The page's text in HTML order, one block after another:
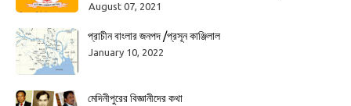
August 07, 2021
প্রাচীন বাংলার জনপদ /প্রসূন কাঞ্জিলাল
January 10, 2022
মেদিনীপুরের বিজ্ঞানীদের কথা